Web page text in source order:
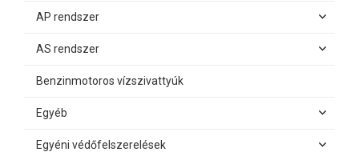
AP rendszer
AS rendszer
Benzinmotoros vízszivattyúk
Egyéb
Egyéni védőfelszerelések